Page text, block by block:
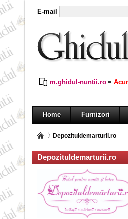
E-mail
m.ghidul-nuntii.ro
Home Furnizori
Depozituldemarturii.ro
Depozituldemarturii.ro